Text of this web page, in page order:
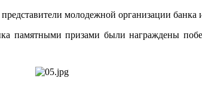
молодежной организации
памятными призами были награждены